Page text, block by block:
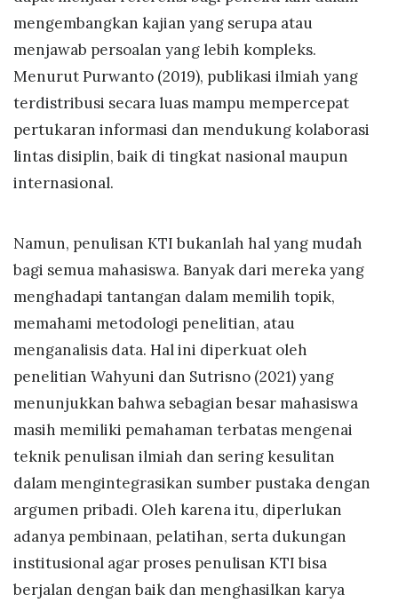
mengembangkan kajian yang serupa atau
menjawab persoalan yang lebih kompleks.
Menurut Purwanto (2019), publikasi ilmiah yang
terdistribusi secara luas mampu mempercepat
pertukaran informasi dan mendukung kolaborasi
lintas disiplin, baik di tingkat nasional maupun
internasional.
Namun, penulisan KTI bukanlah hal yang mudah
bagi semua mahasiswa. Banyak dari mereka yang
menghadapi tantangan dalam memilih topik,
memahami metodologi penelitian, atau
menganalisis data. Hal ini diperkuat oleh
penelitian Wahyuni dan Sutrisno (2021) yang
menunjukkan bahwa sebagian besar mahasiswa
masih memiliki pemahaman terbatas mengenai
teknik penulisan ilmiah dan sering kesulitan
dalam mengintegrasikan sumber pustaka dengan
argumen pribadi. Oleh karena itu, diperlukan
adanya pembinaan, pelatihan, serta dukungan
institusional agar proses penulisan KTI bisa
berjalan dengan baik dan menghasilkan karya